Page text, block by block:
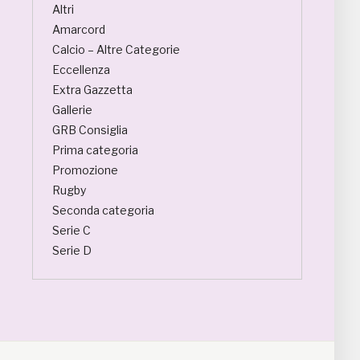
Altri
Amarcord
Calcio – Altre Categorie
Eccellenza
Extra Gazzetta
Gallerie
GRB Consiglia
Prima categoria
Promozione
Rugby
Seconda categoria
Serie C
Serie D